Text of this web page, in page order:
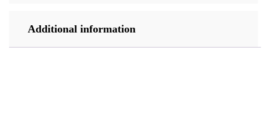
Additional information